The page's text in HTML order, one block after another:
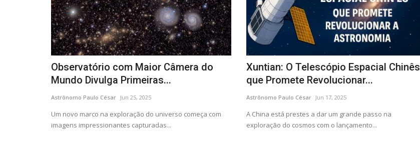
Observatório com Maior Câmera do
Mundo Divulga Primeiras...
Astrônomo Paulo César Jun 25, 2025
Um novo marco na exploração do universo começa com
imagens impressionantes capturadas...
Xuntian: O Telescópio Espacial Chinês
que Promete Revolucionar...
Astrônomo Paulo César Jun 17, 2025
A China está prestes a dar um grande passo na
exploração do cosmos com o lançamento...